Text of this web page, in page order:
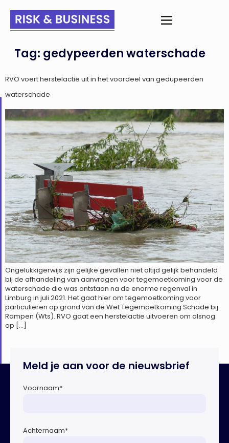
Tag: gedypeerden waterschade
RVO voert herstelactie uit in het voordeel van gedupeerden
waterschade
Ongelukkigerwijs zijn gelijke gevallen niet altijd gelijk behandeld
bij de afhandeling van aanvragen voor tegemoetkoming voor de
waterschade die was ontstaan na de enorme regenval in
Limburg in juli 2021. Het gaat hier om tegemoetkoming voor
particulieren op grond van de Wet Tegemoetkoming Schade bij
Rampen (Wts). RVO gaat een herstelactie uitvoeren om alsnog
op […]
Meld je aan voor de nieuwsbrief
Voornaam*
Achternaam*